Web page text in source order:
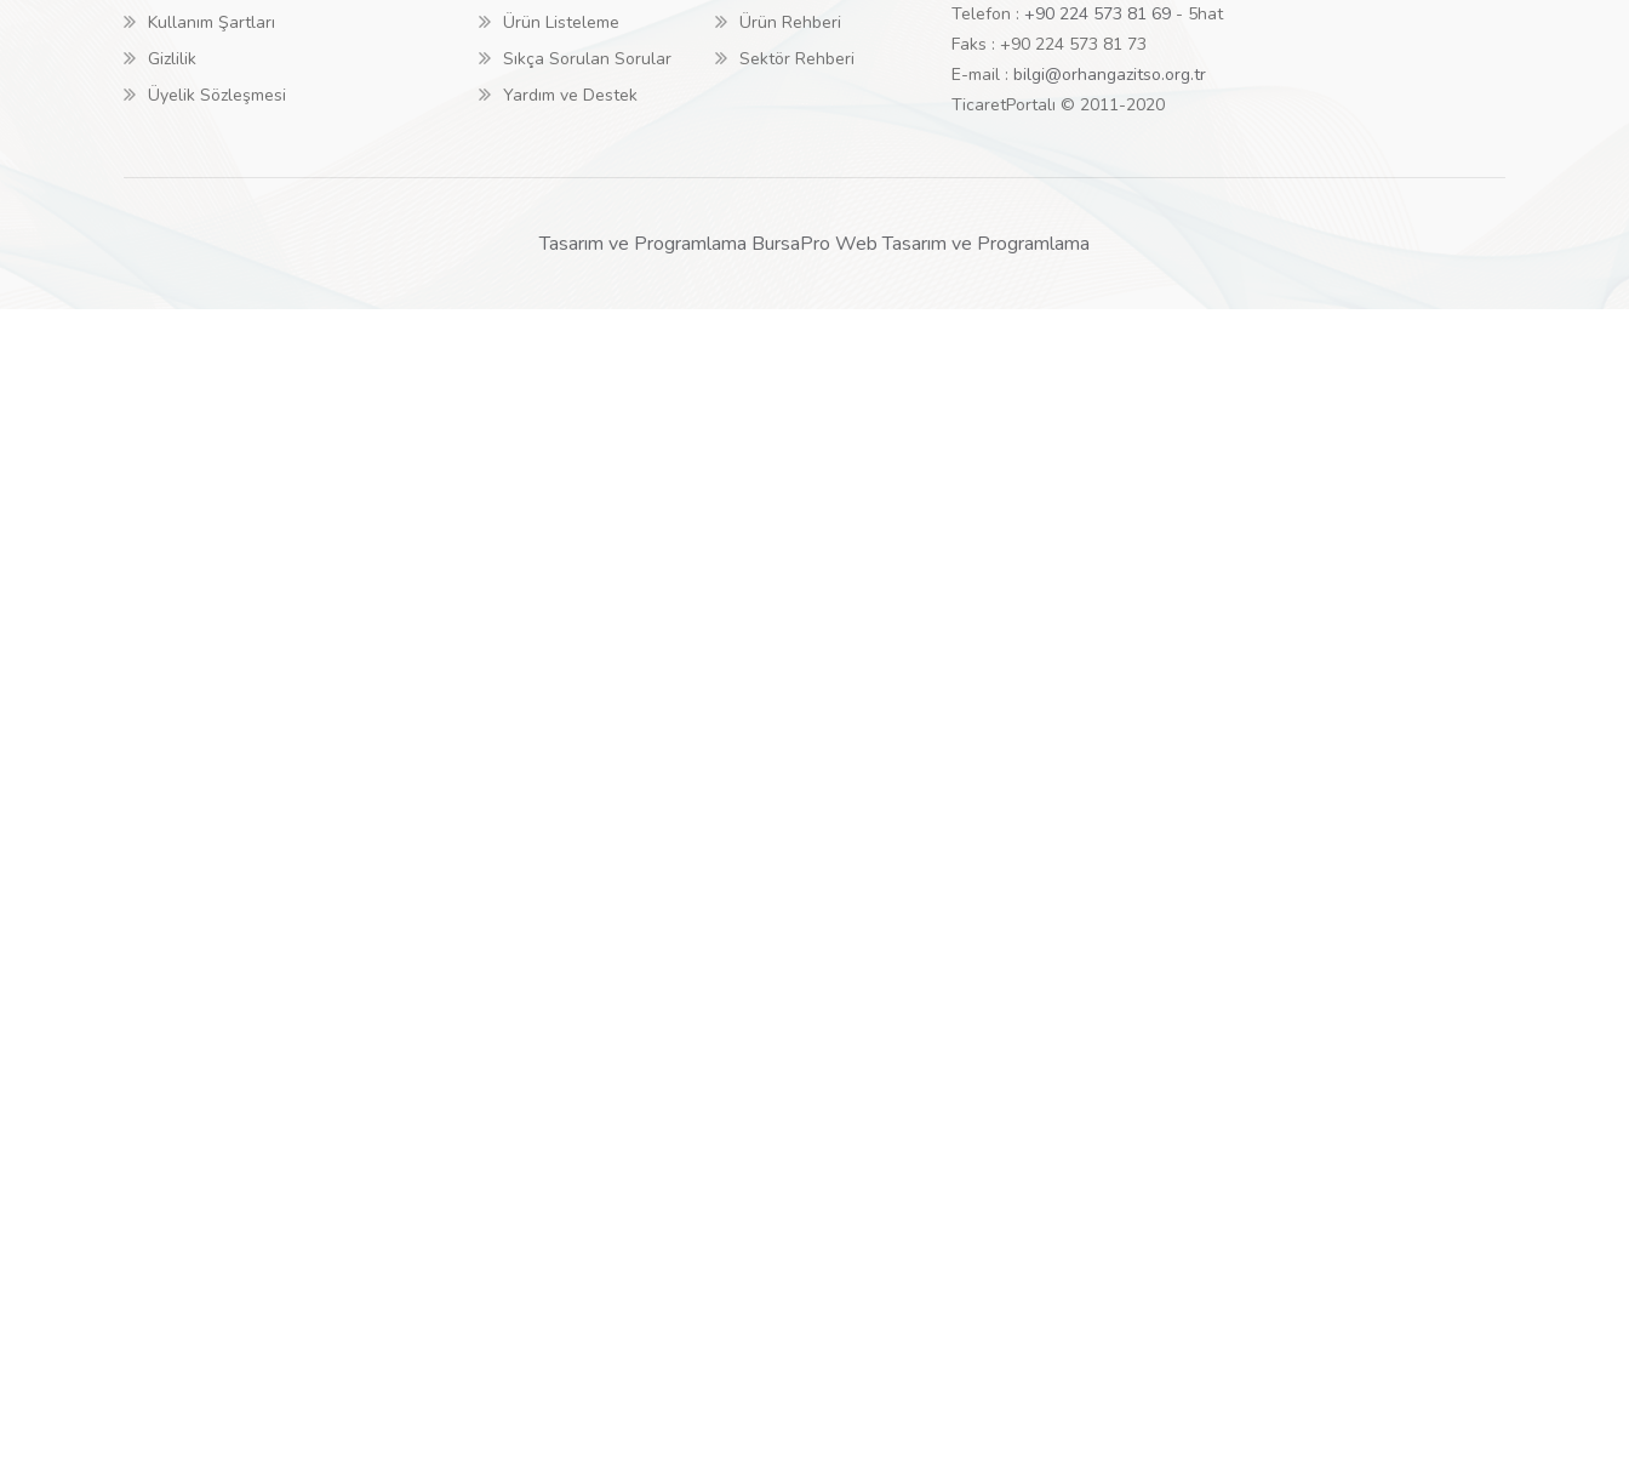
Kullanım Şartları
Gizlilik
Üyelik Sözleşmesi
Ürün Listeleme
Sıkça Sorulan Sorular
Yardım ve Destek
Ürün Rehberi
Sektör Rehberi
Telefon : +90 224 573 81 69- 5hat
Faks : +90 224 573 81 73
E-mail : bilgi@orhangazitso.org.tr
TicaretPortalı © 2011-2020
Tasarım ve Programlama BursaPro Web Tasarım ve Programlama